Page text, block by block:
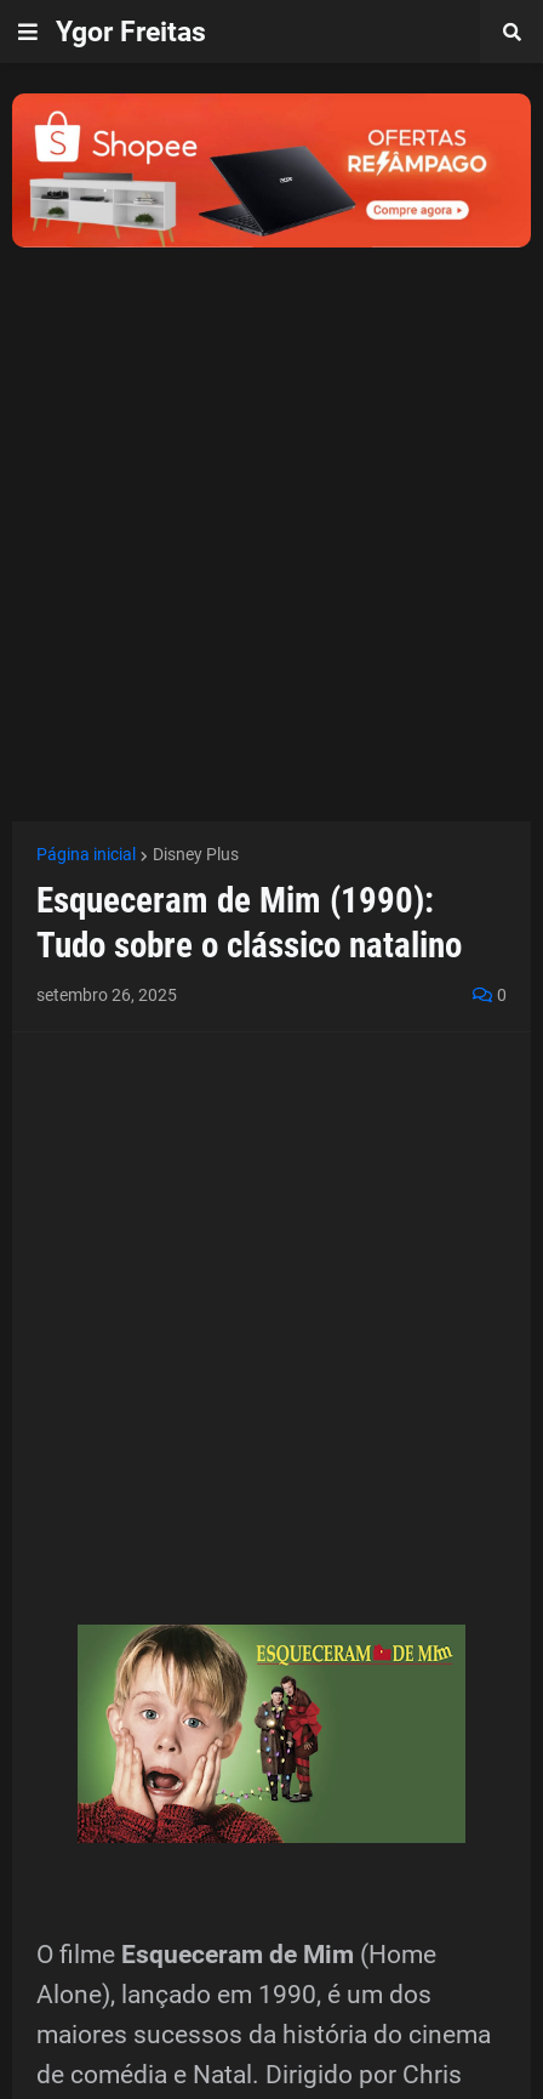
Ygor Freitas
Página inicial Disney Plus
Esqueceram de Mim (1990):
Tudo sobre o clássico natalino
setembro 26, 2025 0
O filme Esqueceram de Mim (Home
Alone), lançado em 1990, é um dos
maiores sucessos da história do cinema
de comédia e Natal. Dirigido por Chris